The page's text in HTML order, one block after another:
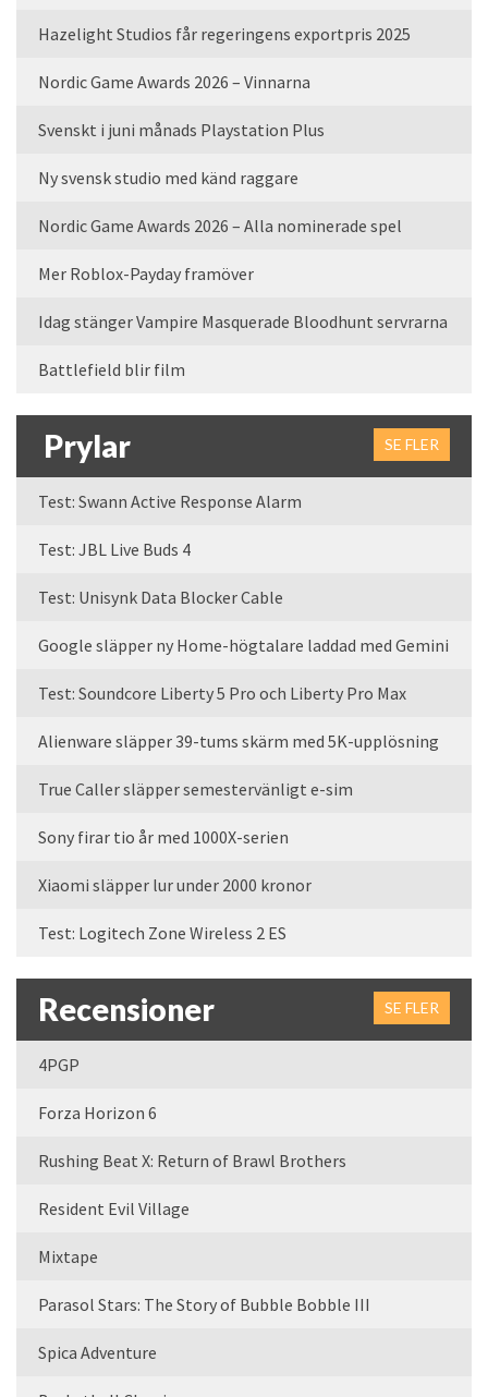
Hazelight Studios får regeringens exportpris 2025
Nordic Game Awards 2026 – Vinnarna
Svenskt i juni månads Playstation Plus
Ny svensk studio med känd raggare
Nordic Game Awards 2026 – Alla nominerade spel
Mer Roblox-Payday framöver
Idag stänger Vampire Masquerade Bloodhunt servrarna
Battlefield blir film
Prylar SE FLER
Test: Swann Active Response Alarm
Test: JBL Live Buds 4
Test: Unisynk Data Blocker Cable
Google släpper ny Home-högtalare laddad med Gemini
Test: Soundcore Liberty 5 Pro och Liberty Pro Max
Alienware släpper 39-tums skärm med 5K-upplösning
True Caller släpper semestervänligt e-sim
Sony firar tio år med 1000X-serien
Xiaomi släpper lur under 2000 kronor
Test: Logitech Zone Wireless 2 ES
Recensioner SE FLER
4PGP
Forza Horizon 6
Rushing Beat X: Return of Brawl Brothers
Resident Evil Village
Mixtape
Parasol Stars: The Story of Bubble Bobble III
Spica Adventure